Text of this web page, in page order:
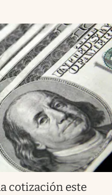
cotización este